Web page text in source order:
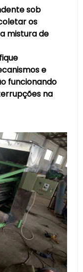
sob
os
mistura de
e
funcionando
na